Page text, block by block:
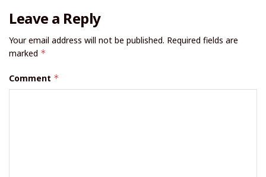
Leave a Reply
Your email address will not be published. Required fields are
marked *
Comment *